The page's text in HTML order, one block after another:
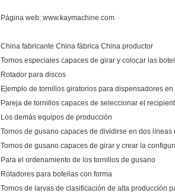
Página web: www.kaymachine.com
China fabricante China fábrica China productor
Tornos especiales capaces de girar y colocar las
Rotador para discos
Ejemplo de tornillos giratorios para dispensadores en
Pareja de tornillos capaces de seleccionar el
Los demás equipos de producción
Tornos de gusano capaces de dividirse en dos
Tornos de gusano capaces de girar y crear la
Para el ordenamiento de los tornillos de gusano
Rotadores para botellas con forma
Tornos de larvas de clasificación de alta producción